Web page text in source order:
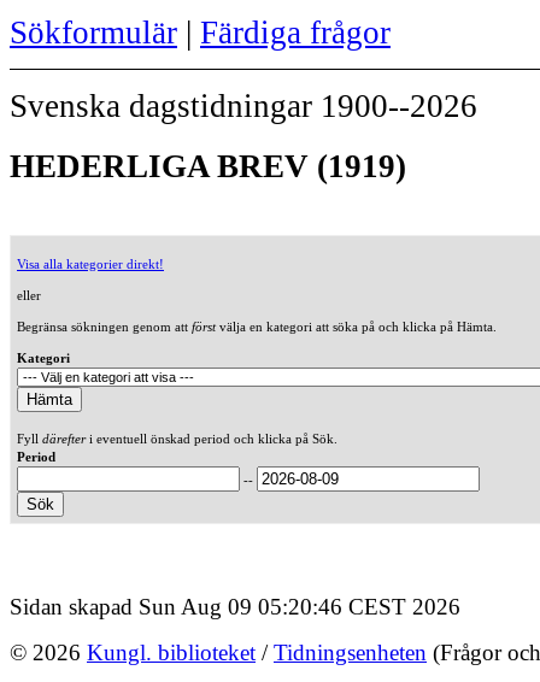
Sökformulär | Färdiga frågor
Svenska dagstidningar 1900--2026
HEDERLIGA BREV (1919)
Visa alla kategorier direkt!
eller
Begränsa sökningen genom att förstvälja en kategori att söka på och klicka på Hämta.
Kategori
Fyll därefteri eventuell önskad period och klicka på Sök.
Period
--
Sidan skapad Sun Aug 09 05:20:46 CEST 2026
© 2026 Kungl. biblioteket /Tidningsenheten (Frågor